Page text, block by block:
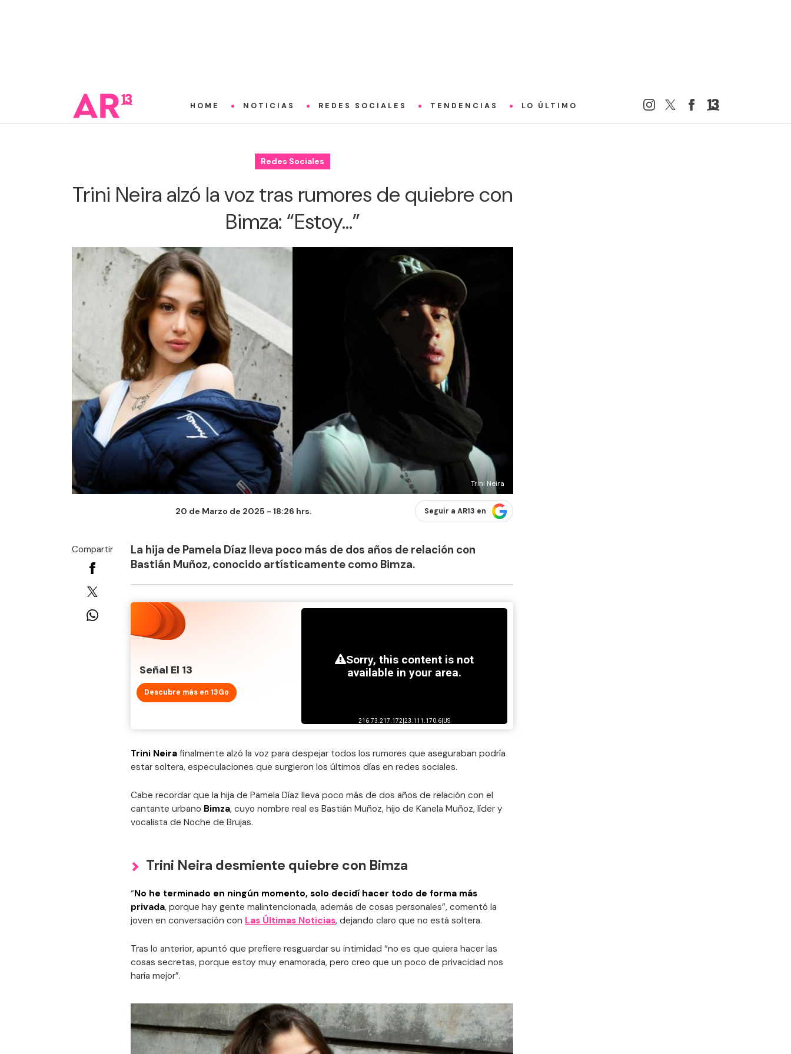
HOME NOTICIAS REDES SOCIALES TENDENCIAS LO ÚLTIMO
Redes Sociales
Trini Neira alzó la voz tras rumores de quiebre con
Bimza: “Estoy…”
Trini Neira
20 de Marzo de 2025 - 18:26 hrs. Seguir a AR13 en
Compartir
La hija de Pamela Díaz lleva poco más de dos años de relación con
Bastián Muñoz, conocido artísticamente como Bimza.
Señal El 13
Descubre más en 13Go
Trini Neira finalmente alzó la voz para despejar todos los rumores que aseguraban podría
estar soltera, especulaciones que surgieron los últimos días en redes sociales.
Cabe recordar que la hija de Pamela Díaz lleva poco más de dos años de relación con el
cantante urbano Bimza, cuyo nombre real es Bastián Muñoz, hijo de Kanela Muñoz, líder y
vocalista de Noche de Brujas.
Trini Neira desmiente quiebre con Bimza
“No he terminado en ningún momento, solo decidí hacer todo de forma más
privada, porque hay gente malintencionada, además de cosas personales”, comentó la
joven en conversación con Las Últimas Noticias, dejando claro que no está soltera.
Tras lo anterior, apuntó que prefiere resguardar su intimidad “no es que quiera hacer las
cosas secretas, porque estoy muy enamorada, pero creo que un poco de privacidad nos
haría mejor”.